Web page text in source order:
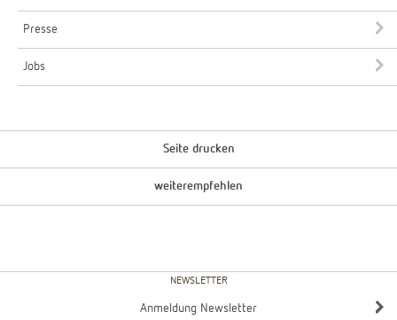
Presse
Jobs
Seite drucken
weiterempfehlen
NEWSLETTER
Anmeldung Newsletter